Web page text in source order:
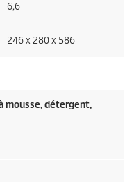
6,6
246 x 280 x 586
mousse, détergent,